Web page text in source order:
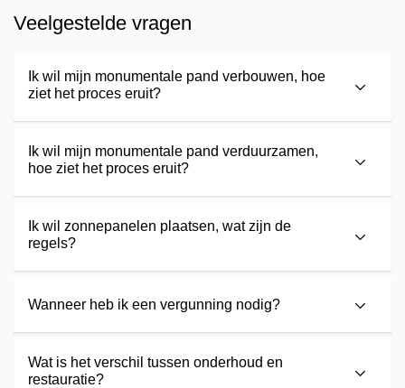
Veelgestelde vragen
Ik wil mijn monumentale pand verbouwen, hoe
ziet het proces eruit?
Ik wil mijn monumentale pand verduurzamen,
hoe ziet het proces eruit?
Ik wil zonnepanelen plaatsen, wat zijn de
regels?
Wanneer heb ik een vergunning nodig?
Wat is het verschil tussen onderhoud en
restauratie?